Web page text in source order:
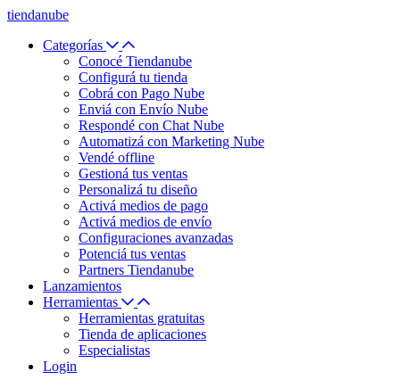
tiendanube
Categorías
Conocé Tiendanube
Configurá tu tienda
Cobrá con Pago Nube
Enviá con Envío Nube
Respondé con Chat Nube
Automatizá con Marketing Nube
Vendé offline
Gestioná tus ventas
Personalizá tu diseño
Activá medios de pago
Activá medios de envío
Configuraciones avanzadas
Potenciá tus ventas
Partners Tiendanube
Lanzamientos
Herramientas
Herramientas gratuitas
Tienda de aplicaciones
Especialistas
Login